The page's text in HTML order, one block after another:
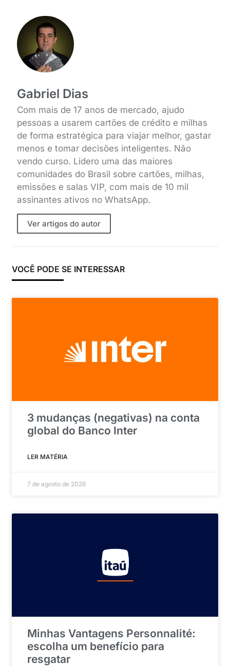
Gabriel Dias
Com mais de 17 anos de mercado, ajudo
pessoas a usarem cartões de crédito e milhas
de forma estratégica para viajar melhor, gastar
menos e tomar decisões inteligentes. Não
vendo curso. Lidero uma das maiores
comunidades do Brasil sobre cartões, milhas,
emissões e salas VIP, com mais de 10 mil
assinantes ativos no WhatsApp.
Ver artigos do autor
VOCÊ PODE SE INTERESSAR
3 mudanças (negativas) na conta
global do Banco Inter
LER MATÉRIA
7 de agosto de 2026
Minhas Vantagens Personnalité:
escolha um benefício para
resgatar